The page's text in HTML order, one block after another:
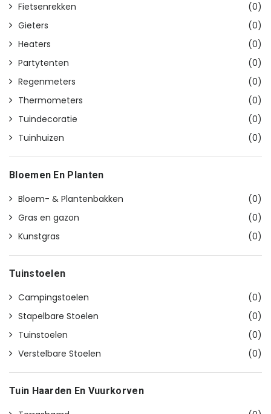
Fietsenrekken
(0)
Gieters
(0)
Heaters
(0)
Partytenten
(0)
Regenmeters
(0)
Thermometers
(0)
Tuindecoratie
(0)
Tuinhuizen
(0)
Bloemen En Planten
Bloem- & Plantenbakken
(0)
Gras en gazon
(0)
Kunstgras
(0)
Tuinstoelen
Campingstoelen
(0)
Stapelbare Stoelen
(0)
Tuinstoelen
(0)
Verstelbare Stoelen
(0)
Tuin Haarden En Vuurkorven